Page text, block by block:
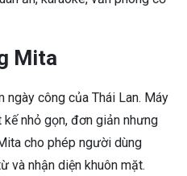
Mita
ngày công của Thái Lan. Máy
nhỏ gọn, đơn giản nhưng
cho phép người dùng
và nhận diện khuôn mặt.